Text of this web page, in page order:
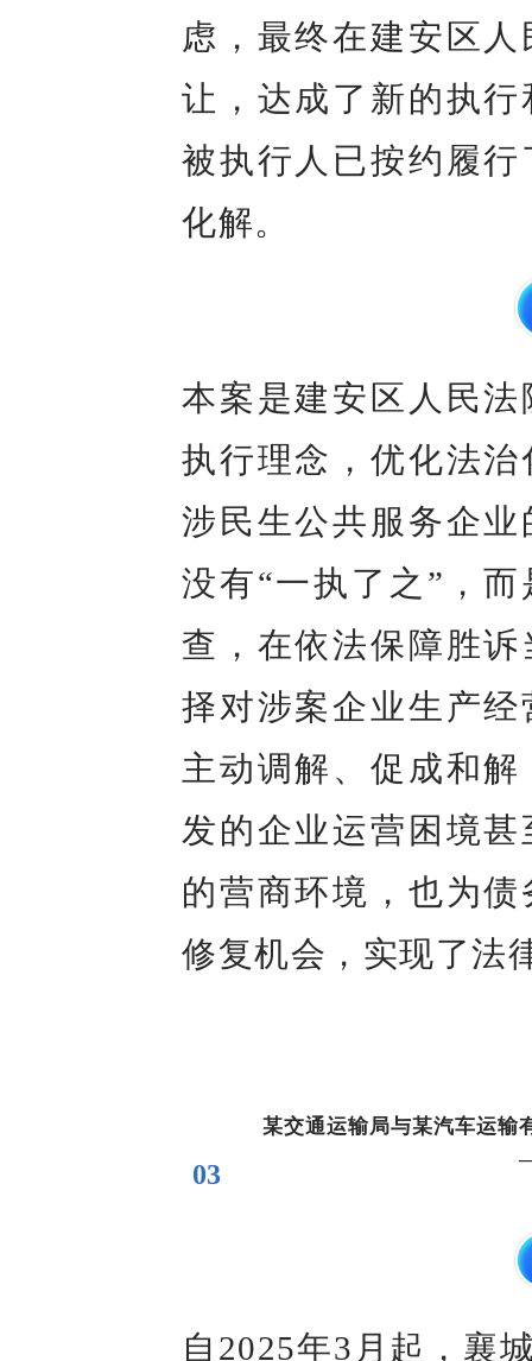
虑，最终在建安区
让，达成了新的执
被执行人已按约履
化解。
本案是建安区人民
执行理念，优化法
涉民生公共服务企
没有“一执了之”，
查，在依法保障胜
择对涉案企业生产
主动调解、促成和
发的企业运营困境
的营商环境，也为
修复机会，实现了法
03
某交通运输局与某汽车运输
自2025年3月起，襄